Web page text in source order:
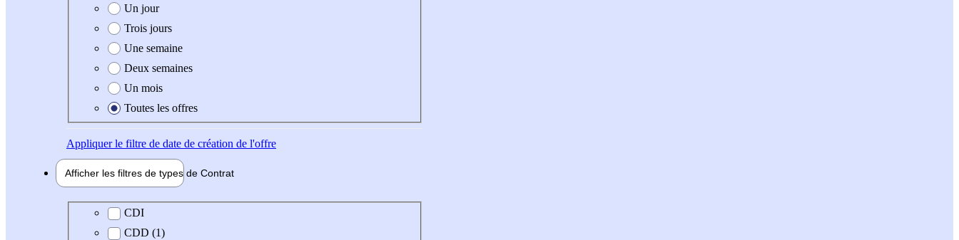
Date de création de l'offre
Un jour
Trois jours
Une semaine
Deux semaines
Un mois
Toutes les offres
Appliquerle filtre de date de création de l'offre
Afficher les filtres de types de Contrat
Type de contrat
CDI
CDD (1)